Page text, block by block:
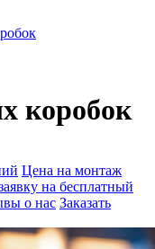
коробок
Цена на монтаж
на бесплатный
о нас Заказать